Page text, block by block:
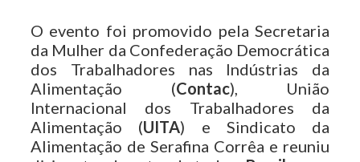
O evento foi promovido pela Secretaria
da Mulher da Confederação Democrática
dos Trabalhadores nas Indústrias da
Alimentação (Contac), União
Internacional dos Trabalhadores da
Alimentação (UITA) e Sindicato da
Alimentação de Serafina Corrêa e reuniu